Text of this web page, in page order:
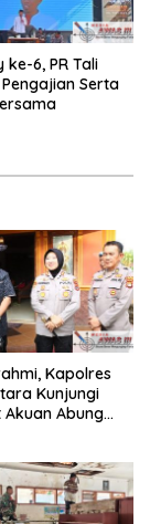
ke-6, PR Tali
Serta
Kapolres
Kunjungi
Abung